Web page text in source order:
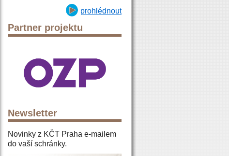
prohlédnout
Partner projektu
Newsletter
Novinky z KČT Praha e-mailem
do vaší schránky.